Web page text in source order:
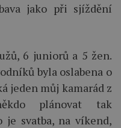
jako při sjíždění
6 juniorů a 5 žen.
byla oslabena o
jeden můj kamarád z
plánovat tak
je svatba, na víkend,